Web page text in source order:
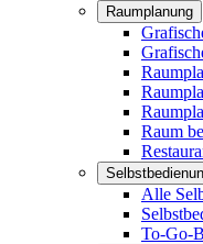
Raumplanung
Raum
Alle
To-Go-